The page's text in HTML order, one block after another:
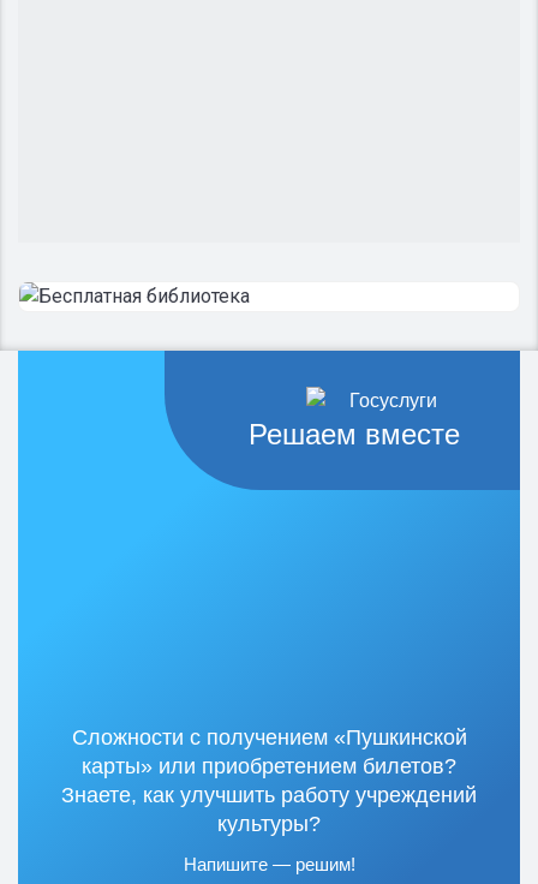
Решаем вместе
Сложности с получением «Пушкинской
карты» или приобретением билетов?
Знаете, как улучшить работу учреждений
культуры?
Напишите — решим!